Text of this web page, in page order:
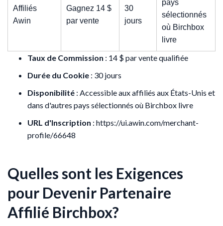
Affiliés
Awin
Gagnez 14 $
par vente
30
jours
pays
sélectionnés
où Birchbox
livre
Taux de Commission : 14 $ par vente qualifiée
Durée du Cookie : 30 jours
Disponibilité : Accessible aux affiliés aux États-Unis et
dans d'autres pays sélectionnés où Birchbox livre
URL d'Inscription : https://ui.awin.com/merchant-
profile/66648
Quelles sont les Exigences
pour Devenir Partenaire
Affilié Birchbox?